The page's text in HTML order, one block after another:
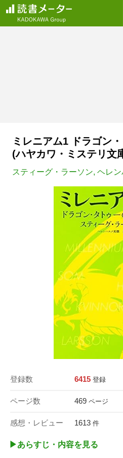
ミレニアム1 ドラゴン
(ハヤカワ・ミステリ文
スティーグ・ラーソン, ヘレ
登録数 6415 登録
ページ数 469 ページ
感想・レビュー 1613 件
▶︎あらすじ・内容を見る